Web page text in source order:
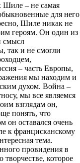
Шиле – не самая
для него
Шиле никак не
героям. Он один из
смысл
так и не смогли
– часть Европы,
мы находим и
духом. Война –
мы все являемся
взглядам он,
понять, что
он оставался очень
к францисканскому
тема.
провидения в
творчестве, которое